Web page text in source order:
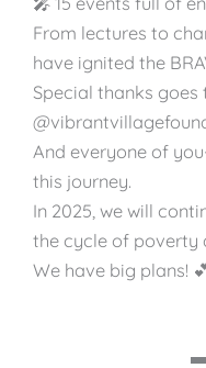
From lectures to
have ignited the
Special thanks
And everyone of
this journey.
In 2025, we will
the cycle of poverty
We have big plans!